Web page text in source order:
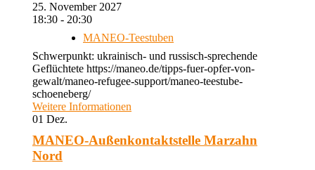
25. November 2027
18:30 - 20:30
MANEO-Teestuben
Schwerpunkt: ukrainisch- und russisch-sprechende
Geflüchtete https://maneo.de/tipps-fuer-opfer-von-
gewalt/maneo-refugee-support/maneo-teestube-
schoeneberg/
Weitere Informationen
01 Dez.
MANEO-Außenkontaktstelle Marzahn
Nord